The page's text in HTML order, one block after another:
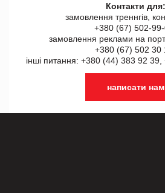
Контакти для:
замовлення треннгів,
+380 (67) 502-99-
замовлення реклами на
+380 (67) 502 30
інші питання: +380 (44) 383 92
написати нам